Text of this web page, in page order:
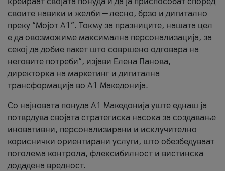
своите навики и желби — лесно, брзо и дигитално
преку “Мојот А1”. Токму за празниците, нашата цел
е да овозможиме максимална персонализација, за
секој да добие пакет што совршено одговара на
неговите потреби“, изјави Елена Панова,
директорка на маркетинг и дигитална
трансформација во А1 Македонија.
Со најновата понуда А1 Македонија уште еднаш ја
потврдува својата стратегиска насока за создавање
иновативни, персонализирани и исклучително
кориснички ориентирани услуги, што обезбедуваат
поголема контрола, флексибилност и вистинска
додадена вредност.